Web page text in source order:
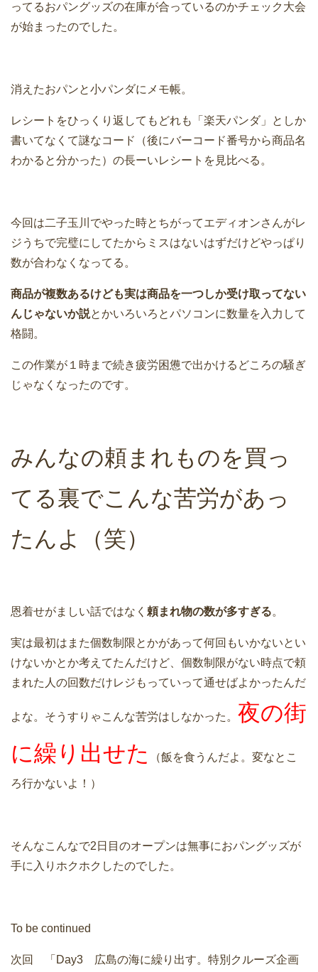
ってるおパングッズの在庫が合っているのかチェック大会
が始まったのでした。
消えたおパンと小パンダにメモ帳。
レシートをひっくり返してもどれも「楽天パンダ」としか
書いてなくて謎なコード（後にバーコード番号から商品名
わかると分かった）の長ーいレシートを見比べる。
今回は二子玉川でやった時とちがってエディオンさんがレ
ジうちで完璧にしてたからミスはないはずだけどやっぱり
数が合わなくなってる。
商品が複数あるけども実は商品を一つしか受け取ってない
んじゃないか説とかいろいろとパソコンに数量を入力して
格闘。
この作業が１時まで続き疲労困憊で出かけるどころの騒ぎ
じゃなくなったのです。
みんなの頼まれものを買っ
てる裏でこんな苦労があっ
たんよ（笑）
恩着せがましい話ではなく 頼まれ物の数が多すぎる。
実は最初はまた個数制限とかがあって何回もいかないとい
けないかとか考えてたんだけど、個数制限がない時点で頼
まれた人の回数だけレジもっていって通せばよかったんだ
よな。そうすりゃこんな苦労はしなかった。 夜の街
に繰り出せた
（飯を食うんだよ。変なとこ
ろ行かないよ！）
そんなこんなで2日目のオープンは無事におパングッズが
手に入りホクホクしたのでした。
To be continued
次回 「Day3 広島の海に繰り出す。特別クルーズ企画